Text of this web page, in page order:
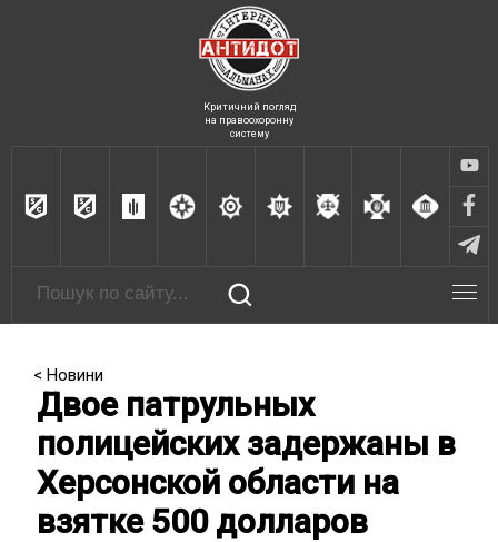
Критичний погляд
на правоохоронну
систему
< Новини
Двое патрульных
полицейских задержаны в
Херсонской области на
взятке 500 долларов